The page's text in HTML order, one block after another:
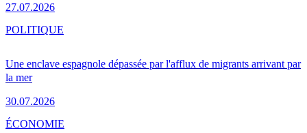
27.07.2026
Une enclave espagnole dépassée par l'afflux de migrants arrivant par
la mer
30.07.2026
POLITIQUE
ÉCONOMIE